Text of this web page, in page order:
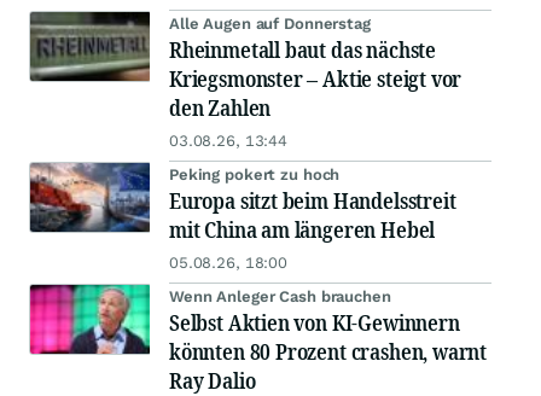
Alle Augen auf Donnerstag
Rheinmetall baut das nächste
Kriegsmonster – Aktie steigt vor
den Zahlen
03.08.26, 13:44
Peking pokert zu hoch
Europa sitzt beim Handelsstreit
mit China am längeren Hebel
05.08.26, 18:00
Wenn Anleger Cash brauchen
Selbst Aktien von KI-Gewinnern
könnten 80 Prozent crashen, warnt
Ray Dalio